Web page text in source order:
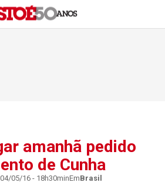
amanhã pedido
de Cunha
04/05/16 - 18h30minEmBrasil